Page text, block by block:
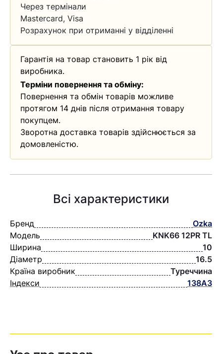
Через термінали
Mastercard, Visa
Розрахунок при отриманні у відділенні
Гарантія на товар становить 1 рік від
виробника.
Терміни повернення та обміну:
Повернення та обмін товарів можливе
протягом 14 днів після отримання товару
покупцем.
Зворотна доставка товарів здійснюється за
домовленістю.
Всі характеристики
Бренд
Ozka
Модель
KNK66 12PR TL
Ширина
10
Діаметр
16.5
Країна виробник
Туреччина
Індекси
138A3